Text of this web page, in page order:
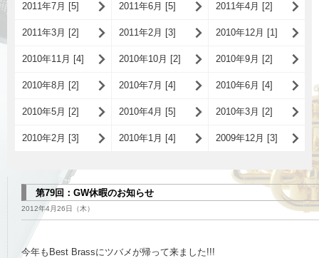
2011年7月 [5] 2011年6月 [5] 2011年4月 [2]
2011年3月 [2] 2011年2月 [3] 2010年12月 [1]
2010年11月 [4] 2010年10月 [2] 2010年9月 [2]
2010年8月 [2] 2010年7月 [4] 2010年6月 [4]
2010年5月 [2] 2010年4月 [5] 2010年3月 [2]
2010年2月 [3] 2010年1月 [4] 2009年12月 [3]
第79回：GW休暇のお知らせ
2012年4月26日（木）
今年もBest Brassにツバメが帰って来ました!!!